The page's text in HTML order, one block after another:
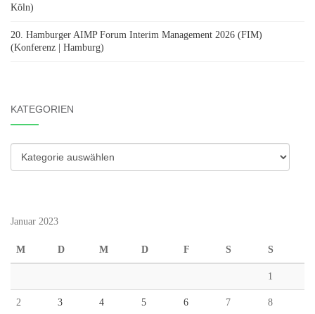
Köln)
20. Hamburger AIMP Forum Interim Management 2026 (FIM)
(Konferenz | Hamburg)
KATEGORIEN
Kategorien
Januar 2023
M D M D F S S
1
2 3 4 5 6 7 8